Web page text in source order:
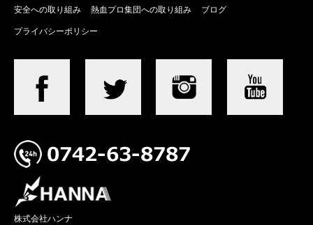
安全への取り組み 熱血プロ集団への取り組み ブログ
プライバシーポリシー
株式会社ハンナ